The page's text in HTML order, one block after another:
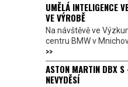
UMĚLÁ INTELIGENCE
VE VÝROBĚ
Na návštěvě ve
centru BMW v
>>
ASTON MARTIN DBX
NEVYDĚSÍ